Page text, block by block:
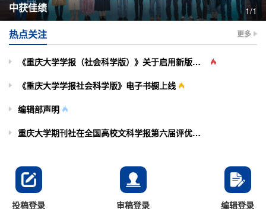
中获佳绩
1/1
热点关注 更多
《重庆大学学报（社会科学版）》关于启用新版投审稿系统的通知
《重庆大学学报社会科学版》电子书橱上线
编辑部声明
重庆大学期刊社在全国高校文科学报第六届评优活动中获佳绩
投稿登录 审稿登录 编辑登录